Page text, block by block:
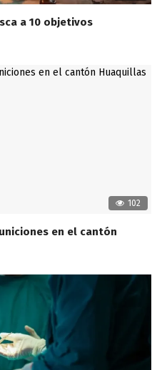
a 10 objetivos
102
en el cantón